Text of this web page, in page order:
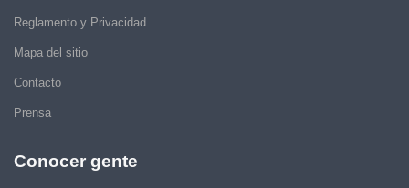
Reglamento y Privacidad
Mapa del sitio
Contacto
Prensa
Conocer gente